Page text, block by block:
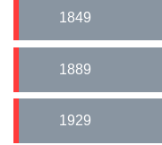
1849
1889
1929